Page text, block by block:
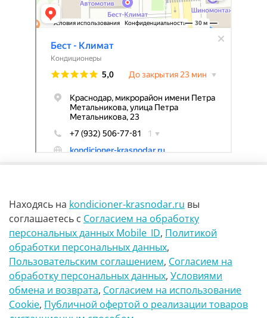
г Краснодар Ул Петра метальникова 23
8(900)29-888-66
info@kondicioner-krasnodar.ru
Находясь на kondicioner-krasnodar.ru вы
соглашаетесь с Согласием на обработку
персональных данных Mobile_ID, Политикой
обработки персональных данных,
Пользовательским соглашением, Согласием на
обработку персональных данных, Условиями
обмена и возврата, Согласием на использование
Сookie, Публичной офертой о реализации товаров